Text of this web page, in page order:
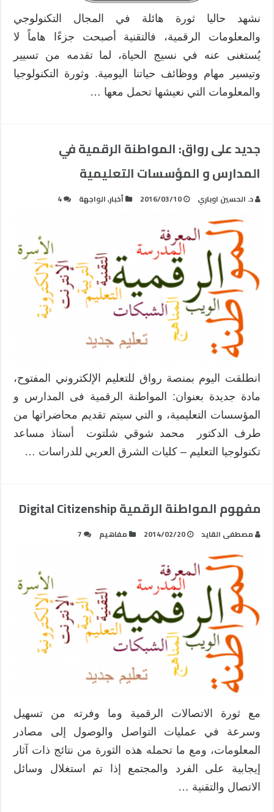
نشهد حاليا ثورة هائلة في المجال التكنولوجي
والمعلومات الرقمية، فالتقنية أصبحت جزءًا هاماً لا
يُستغنى عنه في نسيج الحياة، لما تقدمه من تسيير
وتيسير مهام ووظائف حياتنا اليومية. وثورة التكنولوجيا
والمعلومات التي نعيشها تحمل معها …
جديد على رواق: المواطنة الرقمية في
المدارس و المؤسسات التعليمية
د. الحسين اوباري 2016/03/10 أخبار,الواجهة 4
انطلقت اليوم بمنصة رواق للتعليم الإلكتروني المفتوح،
مادة جديدة بعنوان: المواطنة الرقمية فى المدارس و
المؤسسات التعليمية، و التي سيتم تقديم محاضراتها من
طرف الدكتور محمد شوقي شلتوت أستاذ مساعد
تكنولوجيا التعليم – كليات الشرق العربي للدراسات …
مفهوم المواطنة الرقمية Digital Citizenship
مصطفى القايد 2014/02/20 مفاهيم 7
مع ثورة الاتصالات الرقمية وما وفرته من تسهيل
وسرعة في عمليات التواصل والوصول إلى مصادر
المعلومات، ومع ما تحمله هذه الثورة من نتائج ذات آثار
إيجابية على الفرد والمجتمع إذا تم استغلال وسائل
الاتصال والتقنية …